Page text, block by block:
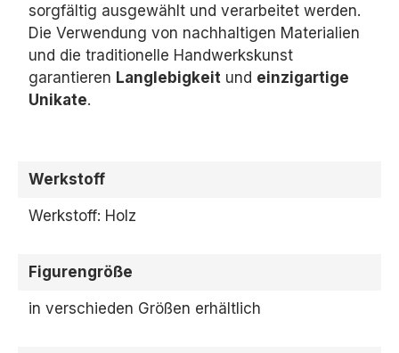
sorgfältig ausgewählt und verarbeitet werden.
Die Verwendung von nachhaltigen Materialien
und die traditionelle Handwerkskunst
garantieren Langlebigkeit und einzigartige
Unikate.
Werkstoff
Werkstoff: Holz
Figurengröße
in verschieden Größen erhältlich